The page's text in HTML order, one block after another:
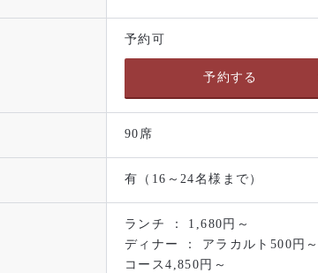
予約可
予約する
90席
有（16～24名様まで）
ランチ ： 1,680円～
ディナー ： アラカルト500円
コース4,850円～